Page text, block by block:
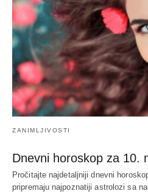
ZANIMLJIVOSTI
Dnevni horoskop za 10.
Pročitajte najdetaljniji dnevni
pripremaju najpoznatiji astrolozi sa